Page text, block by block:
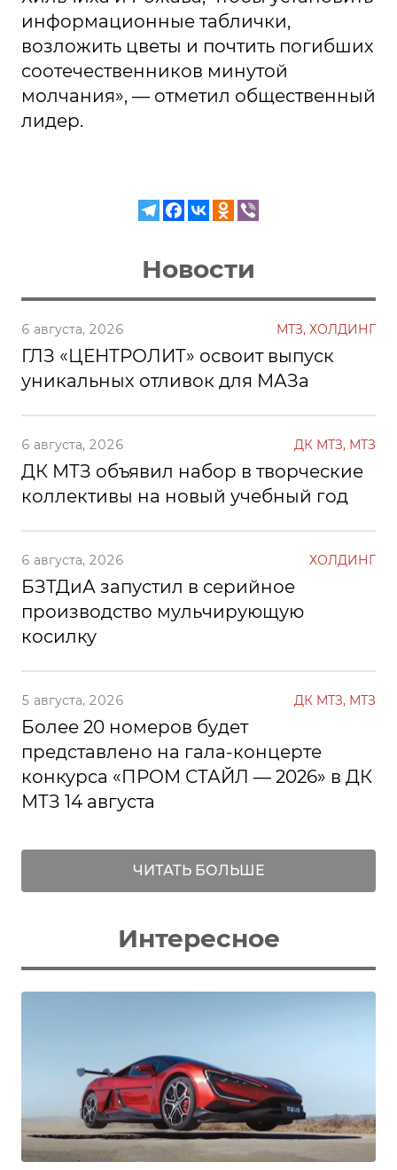
информационные таблички,
возложить цветы и почтить погибших
соотечественников минутой
молчания», — отметил общественный
лидер.
Новости
6 августа, 2026 МТЗ, ХОЛДИНГ
ГЛЗ «ЦЕНТРОЛИТ» освоит выпуск
уникальных отливок для МАЗа
6 августа, 2026 ДК МТЗ, МТЗ
ДК МТЗ объявил набор в творческие
коллективы на новый учебный год
6 августа, 2026 ХОЛДИНГ
БЗТДиА запустил в серийное
производство мульчирующую
косилку
5 августа, 2026 ДК МТЗ, МТЗ
Более 20 номеров будет
представлено на гала-концерте
конкурса «ПРОМ СТАЙЛ — 2026» в ДК
МТЗ 14 августа
ЧИТАТЬ БОЛЬШЕ
Интересное